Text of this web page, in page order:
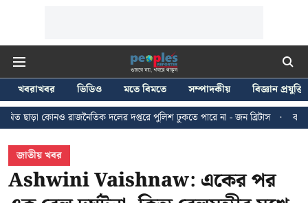
খবরাখবর ভিডিও মতে বিমতে সম্পাদকীয়
বিজ্ঞান প্রযুক্তি
দলের দপ্তরে পুলিশ ঢুকতে পারে না - জন ব্রিটাস
কলকাতায় ২৪ জুলাইয়ের
জাতীয় খবর
Ashwini Vaishnaw: একের পর